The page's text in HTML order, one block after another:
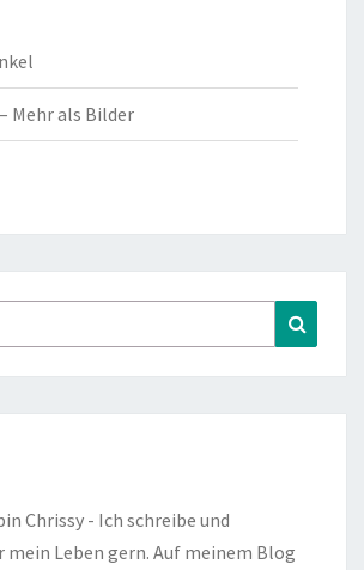
Mehr als Bilder
Chrissy - Ich schreibe und
Leben gern. Auf meinem Blog